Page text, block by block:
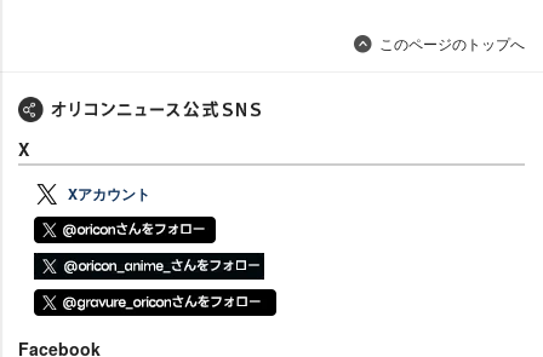
このページのトップへ
X
Xアカウント
Facebook